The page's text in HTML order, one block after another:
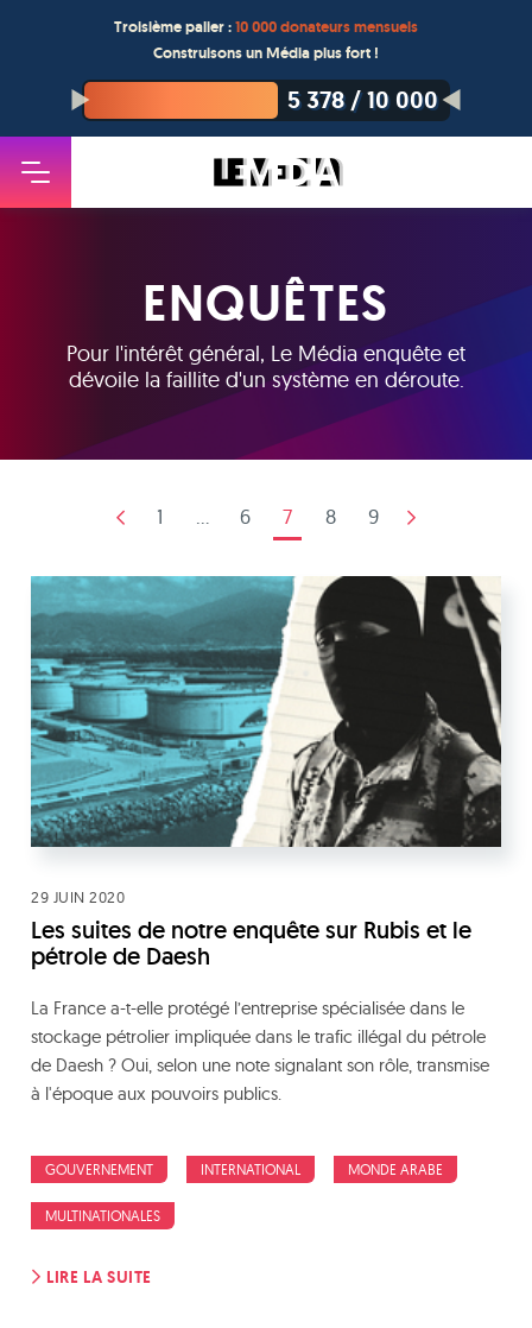
Troisième palier :10 000 donateurs mensuels
Construisons un Média plus fort !
5 378/10 000
ENQUÊTES
Pour l'intérêt général, Le Média enquête et
dévoile la faillite d'un système en déroute.
1 6 7 8 9
29 JUIN 2020
Les suites de notre enquête sur Rubis et le
pétrole de Daesh
La France a-t-elle protégé l’entreprise spécialisée dans le
stockage pétrolier impliquée dans le trafic illégal du pétrole
de Daesh ? Oui, selon une note signalant son rôle, transmise
à l'époque aux pouvoirs publics.
GOUVERNEMENT INTERNATIONAL MONDE ARABE
MULTINATIONALES
LIRE LA SUITE